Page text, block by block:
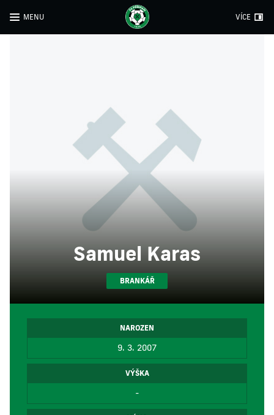
MENU VÍCE
Samuel Karas
BRANKÁŘ
NAROZEN
9. 3. 2007
VÝŠKA
-